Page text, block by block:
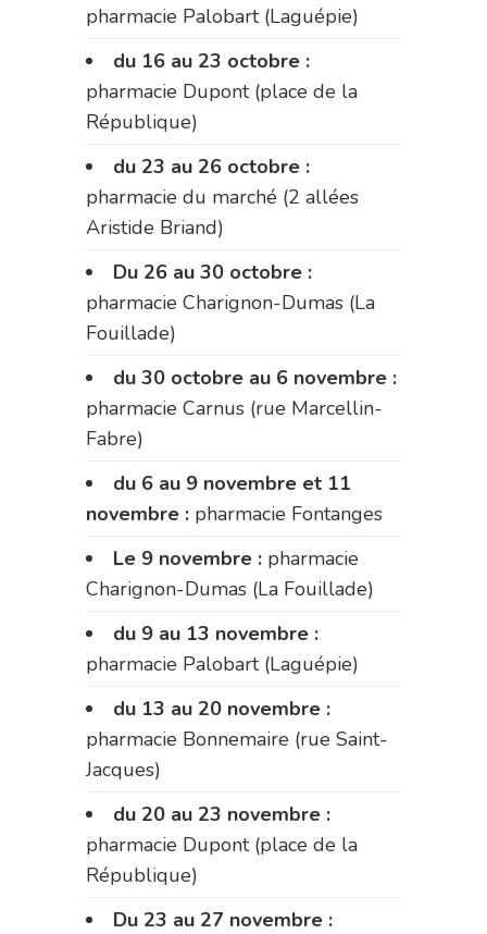
pharmacie Palobart (Laguépie)
du 16 au 23 octobre :
pharmacie Dupont (place de la
République)
du 23 au 26 octobre :
pharmacie du marché (2 allées
Aristide Briand)
Du 26 au 30 octobre :
pharmacie Charignon-Dumas (La
Fouillade)
du 30 octobre au 6 novembre :
pharmacie Carnus (rue Marcellin-
Fabre)
du 6 au 9 novembre et 11
novembre : pharmacie Fontanges
Le 9 novembre : pharmacie
Charignon-Dumas (La Fouillade)
du 9 au 13 novembre :
pharmacie Palobart (Laguépie)
du 13 au 20 novembre :
pharmacie Bonnemaire (rue Saint-
Jacques)
du 20 au 23 novembre :
pharmacie Dupont (place de la
République)
Du 23 au 27 novembre :